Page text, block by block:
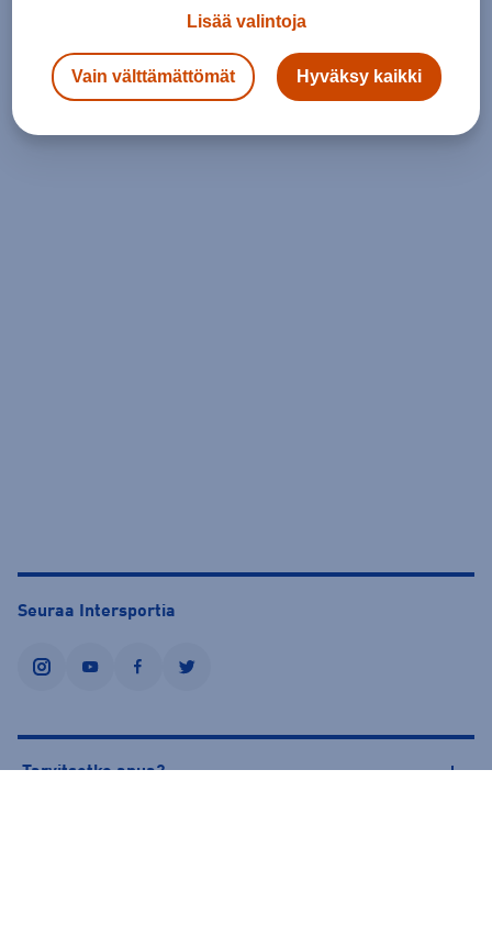
Seuraa Intersportia
instagramyoutubefacebooktwitter
Tarvitsetko apua?
Lisää valintoja
Vain välttämättömät Hyväksy kaikki